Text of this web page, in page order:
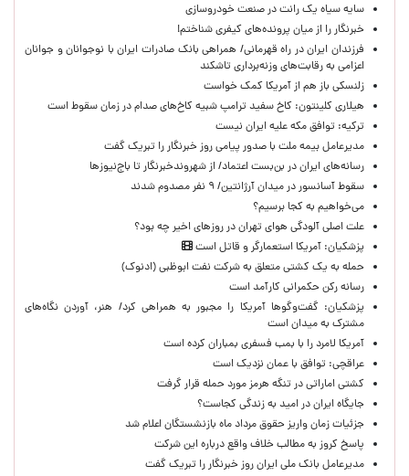
سایه سیاه یک رانت در صنعت خودروسازی
خبرنگار را از میان پرونده‌های کیفری شناختم!
​فرزندان ایران در راه قهرمانی/ همراهی بانک صادرات ایران با نوجوانان و جوانان
اعزامی به رقابت‌های وزنه‌برداری تاشکند
زلنسکی باز هم از آمریکا کمک خواست
هیلاری کلینتون: کاخ سفید ترامپ شبیه کاخ‌های صدام در زمان سقوط است
ترکیه: توافق مکه علیه ایران نیست
مدیرعامل بیمه ملت با صدور پیامی روز خبرنگار را تبریک گفت
رسانه‌های ایران در بن‌بست اعتماد/ از شهروندخبرنگار تا باج‌نیوزها
سقوط آسانسور در میدان آرژانتین/ ۹ نفر مصدوم شدند
می‌خواهیم به کجا برسیم؟
علت اصلی آلودگی هوای تهران در روزهای اخیر چه بود؟
پزشکیان: آمریکا استعمارگر و قاتل است
حمله به یک کشتی متعلق به شرکت نفت ابوظبی (ادنوک)
رسانه رکن حکمرانی کارآمد است
پزشکیان: گفت‌وگوها آمریکا را مجبور به همراهی کرد/ هنر، آوردن نگاه‌های
مشترک به میدان است
آمریکا لامرد را با بمب فسفری بمباران کرده است
عراقچی: توافق با عمان نزدیک است
کشتی اماراتی در تنگه هرمز مورد حمله قرار گرفت
جایگاه ایران در امید به زندگی کجاست؟
جزئیات زمان واریز حقوق مرداد ماه بازنشستگان اعلام شد
پاسخ کروز به مطالب خلاف واقع درباره این شرکت
مدیرعامل بانک ملی ایران روز خبرنگار را تبریک گفت